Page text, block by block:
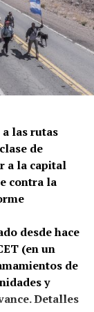
policial e
un impacto
tipo de
y directo a
de
(con
de
munición)
eso los
las rutas
de
a la capital
contra la
desde hace
(en un
de
y
Detalles